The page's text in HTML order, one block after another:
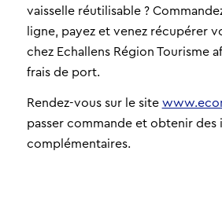
vaisselle réutilisable ?
ligne, payez et venez récupérer
chez Echallens Région Tourisme
frais de port.
Rendez-vous sur le site
passer commande et obtenir des
complémentaires.